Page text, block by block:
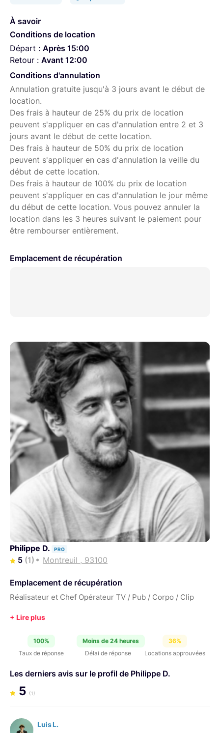
À savoir
Conditions de location
Départ : Après 15:00
Retour : Avant 12:00
Conditions d'annulation
Annulation gratuite jusqu'à 3 jours avant le début de
location.
Des frais à hauteur de 25% du prix de location
peuvent s'appliquer en cas d'annulation entre 2 et 3
jours avant le début de cette location.
Des frais à hauteur de 50% du prix de location
peuvent s'appliquer en cas d'annulation la veille du
début de cette location.
Des frais à hauteur de 100% du prix de location
peuvent s'appliquer en cas d'annulation le jour même
du début de cette location. Vous pouvez annuler la
location dans les 3 heures suivant le paiement pour
être rembourser entièrement.
Emplacement de récupération
Philippe D. PRO
5 (1) Montreuil , 93100
Emplacement de récupération
Réalisateur et Chef Opérateur TV / Pub / Corpo / Clip
100%
Taux de réponse
Moins de 24 heures
Délai de réponse
36%
Locations approuvées
Les derniers avis sur le profil de Philippe D.
5 (1)
Luis L.